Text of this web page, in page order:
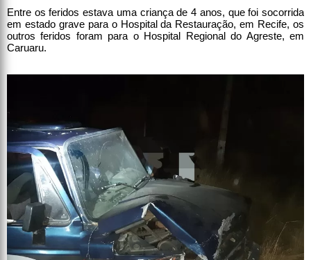
Entre os feridos estava uma criança de 4 anos, que foi socorrida
em estado grave para o Hospital da Restauração, em Recife, os
outros feridos foram para o Hospital Regional do Agreste, em
Caruaru.